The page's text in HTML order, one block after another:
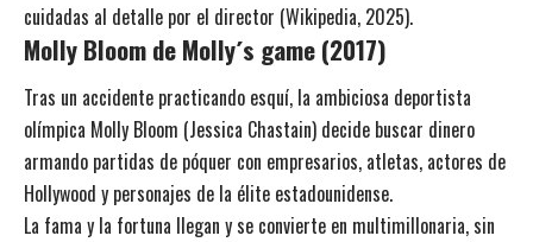
cuidadas al detalle por el director (Wikipedia, 2025).
Molly Bloom de Molly´s game(2017)
Tras un accidente practicando esquí, la ambiciosa deportista
olímpica Molly Bloom (Jessica Chastain) decide buscar dinero
armando partidas de póquer con empresarios, atletas, actores de
Hollywood y personajes de la élite estadounidense.
La fama y la fortuna llegan y se convierte en multimillonaria, sin